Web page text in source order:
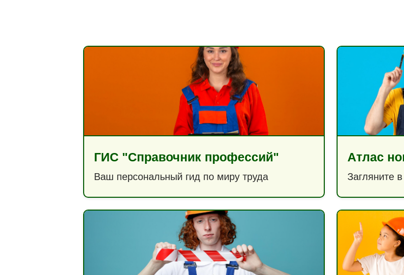
ГИС "Справочник профессий"
Ваш персональный гид по миру труда
Атлас
Загляните